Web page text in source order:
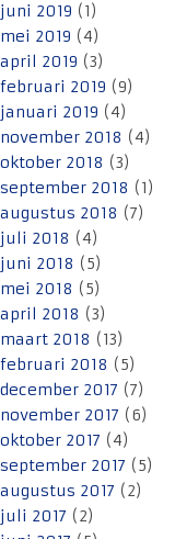
juni 2019 (1)
mei 2019 (4)
april 2019 (3)
februari 2019 (9)
januari 2019 (4)
november 2018 (4)
oktober 2018 (3)
september 2018 (1)
augustus 2018 (7)
juli 2018 (4)
juni 2018 (5)
mei 2018 (5)
april 2018 (3)
maart 2018 (13)
februari 2018 (5)
december 2017 (7)
november 2017 (6)
oktober 2017 (4)
september 2017 (5)
augustus 2017 (2)
juli 2017 (2)